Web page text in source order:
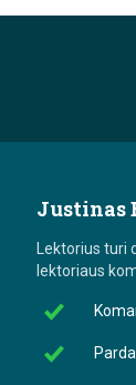
Justinas
Lektorius turi
lektoriaus